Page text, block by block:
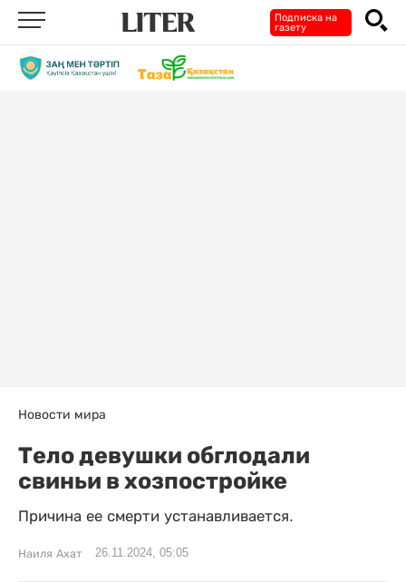
Подписка на
газету
Новости мира
Тело девушки обглодали
свиньи в хозпостройке
Причина ее смерти устанавливается.
Наиля Ахат 26.11.2024, 05:05